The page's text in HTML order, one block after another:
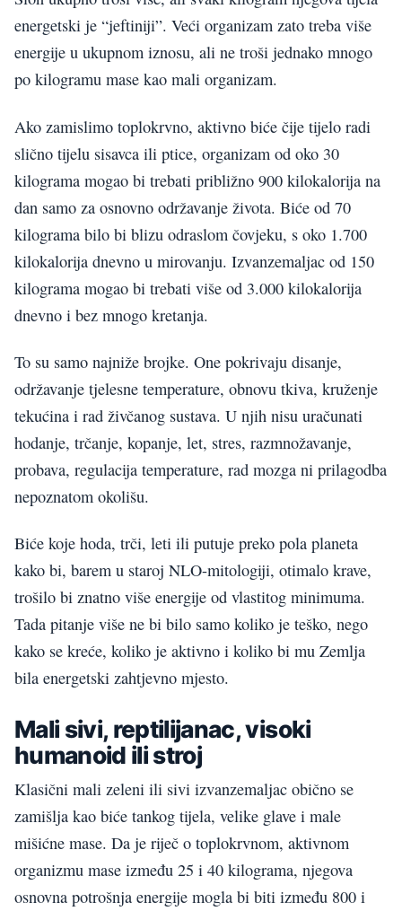
energetski je “jeftiniji”. Veći organizam zato treba više
energije u ukupnom iznosu, ali ne troši jednako mnogo
po kilogramu mase kao mali organizam.
Ako zamislimo toplokrvno, aktivno biće čije tijelo radi
slično tijelu sisavca ili ptice, organizam od oko 30
kilograma mogao bi trebati približno 900 kilokalorija na
dan samo za osnovno održavanje života. Biće od 70
kilograma bilo bi blizu odraslom čovjeku, s oko 1.700
kilokalorija dnevno u mirovanju. Izvanzemaljac od 150
kilograma mogao bi trebati više od 3.000 kilokalorija
dnevno i bez mnogo kretanja.
To su samo najniže brojke. One pokrivaju disanje,
održavanje tjelesne temperature, obnovu tkiva, kruženje
tekućina i rad živčanog sustava. U njih nisu uračunati
hodanje, trčanje, kopanje, let, stres, razmnožavanje,
probava, regulacija temperature, rad mozga ni prilagodba
nepoznatom okolišu.
Biće koje hoda, trči, leti ili putuje preko pola planeta
kako bi, barem u staroj NLO-mitologiji, otimalo krave,
trošilo bi znatno više energije od vlastitog minimuma.
Tada pitanje više ne bi bilo samo koliko je teško, nego
kako se kreće, koliko je aktivno i koliko bi mu Zemlja
bila energetski zahtjevno mjesto.
Mali sivi, reptilijanac, visoki
humanoid ili stroj
Klasični mali zeleni ili sivi izvanzemaljac obično se
zamišlja kao biće tankog tijela, velike glave i male
mišićne mase. Da je riječ o toplokrvnom, aktivnom
organizmu mase između 25 i 40 kilograma, njegova
osnovna potrošnja energije mogla bi biti između 800 i